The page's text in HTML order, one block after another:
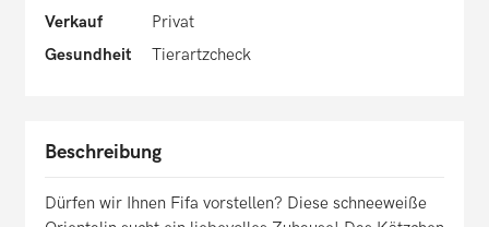
Verkauf
Privat
Gesundheit
Tierartzcheck
Beschreibung
Dürfen wir Ihnen Fifa vorstellen? Diese schneeweiße